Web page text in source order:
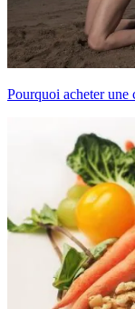
Pourquoi acheter une